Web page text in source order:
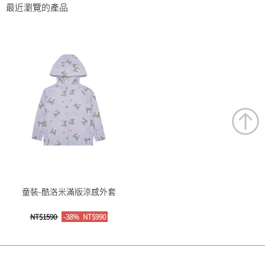
最近瀏覽的產品
童裝-酷洛米滿版涼感外套
NT$1590 -38% NT$990